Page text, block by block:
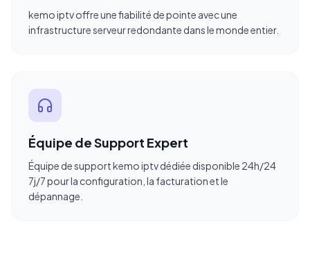
kemo iptv offre une fiabilité de pointe avec une
infrastructure serveur redondante dans le monde entier.
Équipe de Support Expert
Équipe de support kemo iptv dédiée disponible 24h/24
7j/7 pour la configuration, la facturation et le
dépannage.